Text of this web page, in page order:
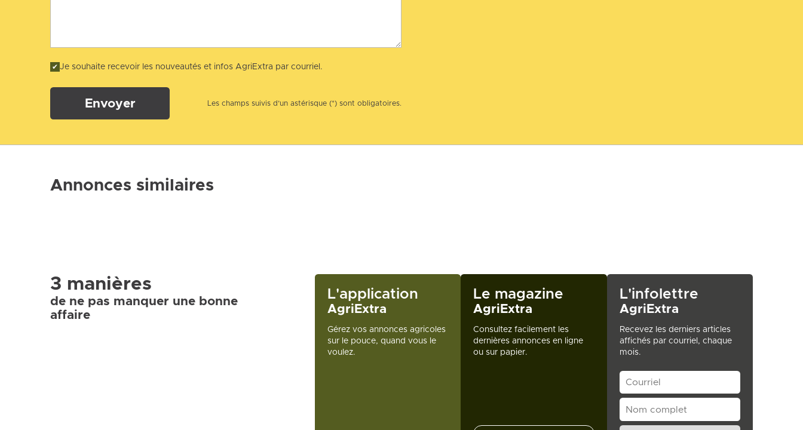
Je souhaite recevoir les nouveautés et infos AgriExtra par courriel.
Envoyer Les champs suivis d’un astérisque (*) sont obligatoires.
Annonces similaires
3 manières
de ne pas manquer une bonne
affaire
L'application
AgriExtra
Gérez vos annonces agricoles
sur le pouce, quand vous le
voulez.
Le magazine
AgriExtra
Consultez facilement les
dernières annonces en ligne
ou sur papier.
L'infolettre
AgriExtra
Recevez les derniers articles
affichés par courriel, chaque
mois.